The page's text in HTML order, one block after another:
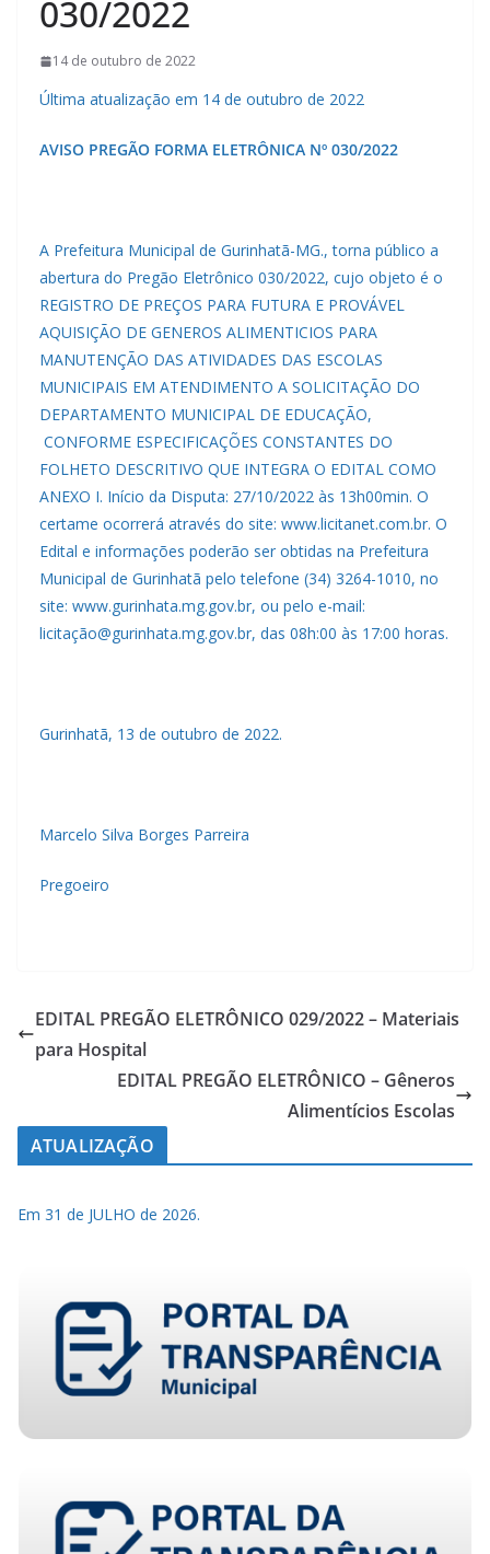
030/2022
14 de outubro de 2022
Última atualização em 14 de outubro de 2022
AVISO PREGÃO FORMA ELETRÔNICA Nº 030/2022
A Prefeitura Municipal de Gurinhatã-MG., torna público a
abertura do Pregão Eletrônico 030/2022, cujo objeto é o
REGISTRO DE PREÇOS PARA FUTURA E PROVÁVEL
AQUISIÇÃO DE GENEROS ALIMENTICIOS PARA
MANUTENÇÃO DAS ATIVIDADES DAS ESCOLAS
MUNICIPAIS EM ATENDIMENTO A SOLICITAÇÃO DO
DEPARTAMENTO MUNICIPAL DE EDUCAÇÃO,
CONFORME ESPECIFICAÇÕES CONSTANTES DO
FOLHETO DESCRITIVO QUE INTEGRA O EDITAL COMO
ANEXO I. Início da Disputa: 27/10/2022 às 13h00min. O
certame ocorrerá através do site: www.licitanet.com.br. O
Edital e informações poderão ser obtidas na Prefeitura
Municipal de Gurinhatã pelo telefone (34) 3264-1010, no
site: www.gurinhata.mg.gov.br, ou pelo e-mail:
licitação@gurinhata.mg.gov.br, das 08h:00 às 17:00 horas.
Gurinhatã, 13 de outubro de 2022.
Marcelo Silva Borges Parreira
Pregoeiro
EDITAL PREGÃO ELETRÔNICO 029/2022 – Materiais
para Hospital
EDITAL PREGÃO ELETRÔNICO – Gêneros
Alimentícios Escolas
ATUALIZAÇÃO
Em 31 de JULHO de 2026.